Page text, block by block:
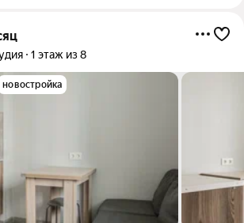
1 этаж из 8
новостройка